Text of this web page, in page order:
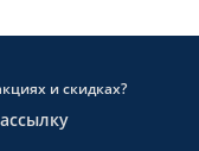
и скидках?